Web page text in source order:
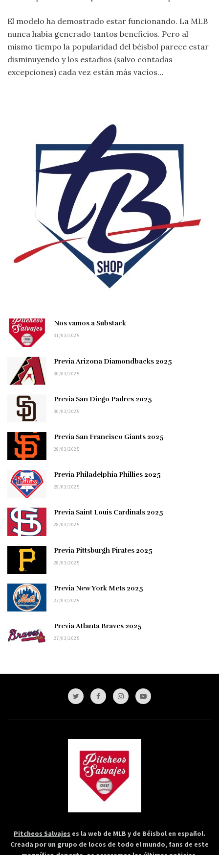
El modelo ha demostrado estar funcionando. La MLB
nunca había generado tantos beneficios. Pero al
mismo tiempo la popularidad del béisbol parece estar
disminuyendo y los estadios (salvo contadas
excepciones) cada vez están más vacíos…
Nos vamos a Substack
31/03/2025
Previa Arizona Diamondbacks 2025
30/03/2025
Previa San Diego Padres 2025
30/03/2025
Previa San Francisco Giants 2025
29/03/2025
Previa Philadelphia Phillies 2025
29/03/2025
Previa Saint Louis Cardinals 2025
28/03/2025
Previa Pittsburgh Pirates 2025
28/03/2025
Previa New York Mets 2025
27/03/2025
Previa Atlanta Braves 2025
27/03/2025
Pitcheos Salvajes es la web de MLB y de Béisbol en español.
Creada por un grupo de locos de todo el mundo, fans de este